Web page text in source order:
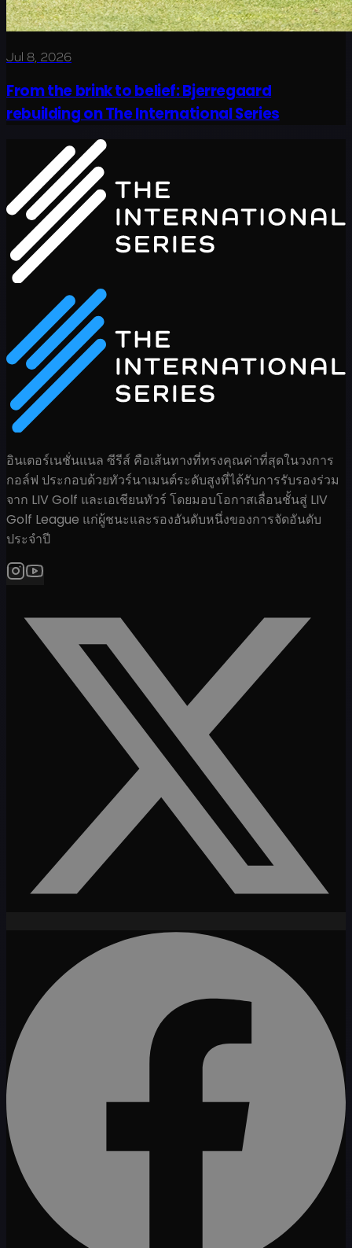
Jul 8, 2026
From the brink to belief: Bjerregaard
rebuilding on The International Series
อินเตอร์เนชั่นแนล ซีรีส์ คือเส้นทางที่ทรงคุณค่าที่สุดในวงการ
กอล์ฟ ประกอบด้วยทัวร์นาเมนต์ระดับสูงที่ได้รับการรับรองร่วม
จาก LIV Golf และเอเชียนทัวร์ โดยมอบโอกาสเลื่อนชั้นสู่ LIV
Golf League แก่ผู้ชนะและรองอันดับหนึ่งของการจัดอันดับ
ประจำปี